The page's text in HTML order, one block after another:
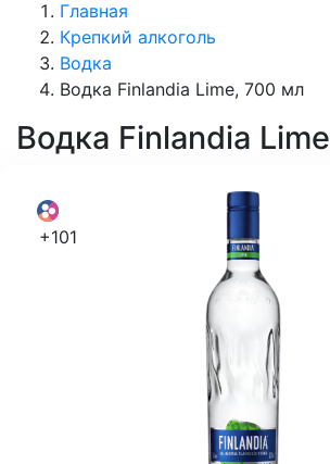
Главная
Крепкий алкоголь
Водка
Водка Finlandia Lime, 700 мл
Водка Finlandia Lime
+101